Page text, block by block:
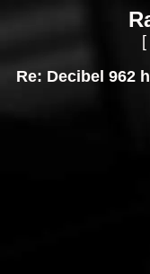
[
Re: Decibel 962